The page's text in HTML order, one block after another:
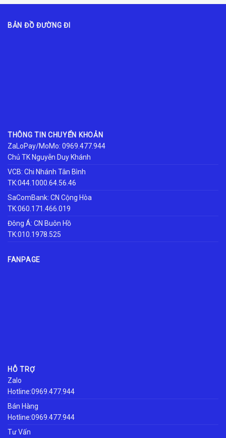
BẢN ĐỒ ĐƯỜNG ĐI
THÔNG TIN CHUYỂN KHOẢN
ZaLoPay/MoMo: 0969.477.944
Chủ TK Nguyễn Duy Khánh
VCB: Chi Nhánh Tân Bình
TK:044.1000.64.56.46
SaComBank: CN Cộng Hòa
TK:060.171.466.019
Đông Á: CN Buôn Hồ
TK:010.1978.525
FANPAGE
HỖ TRỢ
Zalo
Hotline:0969.477.944
Bán Hàng
Hotline:0969.477.944
Tư Vấn